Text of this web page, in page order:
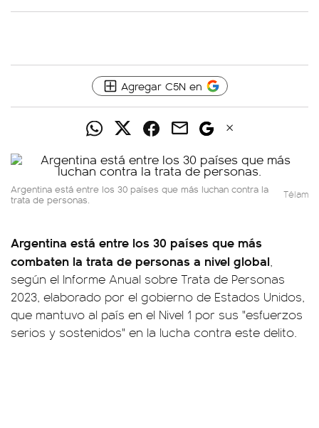
Agregar C5N en
Argentina está entre los 30 países que más luchan contra la
trata de personas. Télam
Argentina está entre los 30 países que más
combaten la trata de personas a nivel global,
según el Informe Anual sobre Trata de Personas
2023, elaborado por el gobierno de Estados Unidos,
que mantuvo al país en el Nivel 1 por sus "esfuerzos
serios y sostenidos" en la lucha contra este delito.